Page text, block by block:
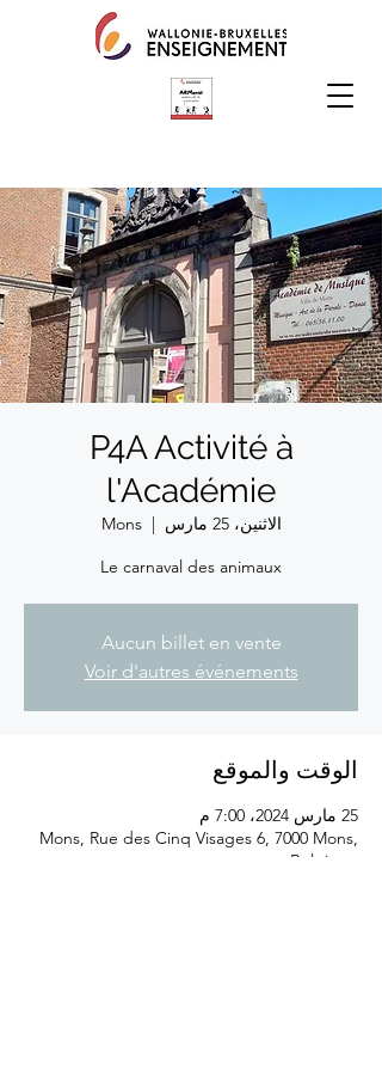
P4A Activité à
l'Académie
الاثنين، 25 مارس
  |
Mons
Le carnaval des animaux
Aucun billet en vente
Voir d'autres événements
الوقت والموقع
25 مارس 2024، 7:00 م
Mons, Rue des Cinq Visages 6, 7000 Mons,
Belgique